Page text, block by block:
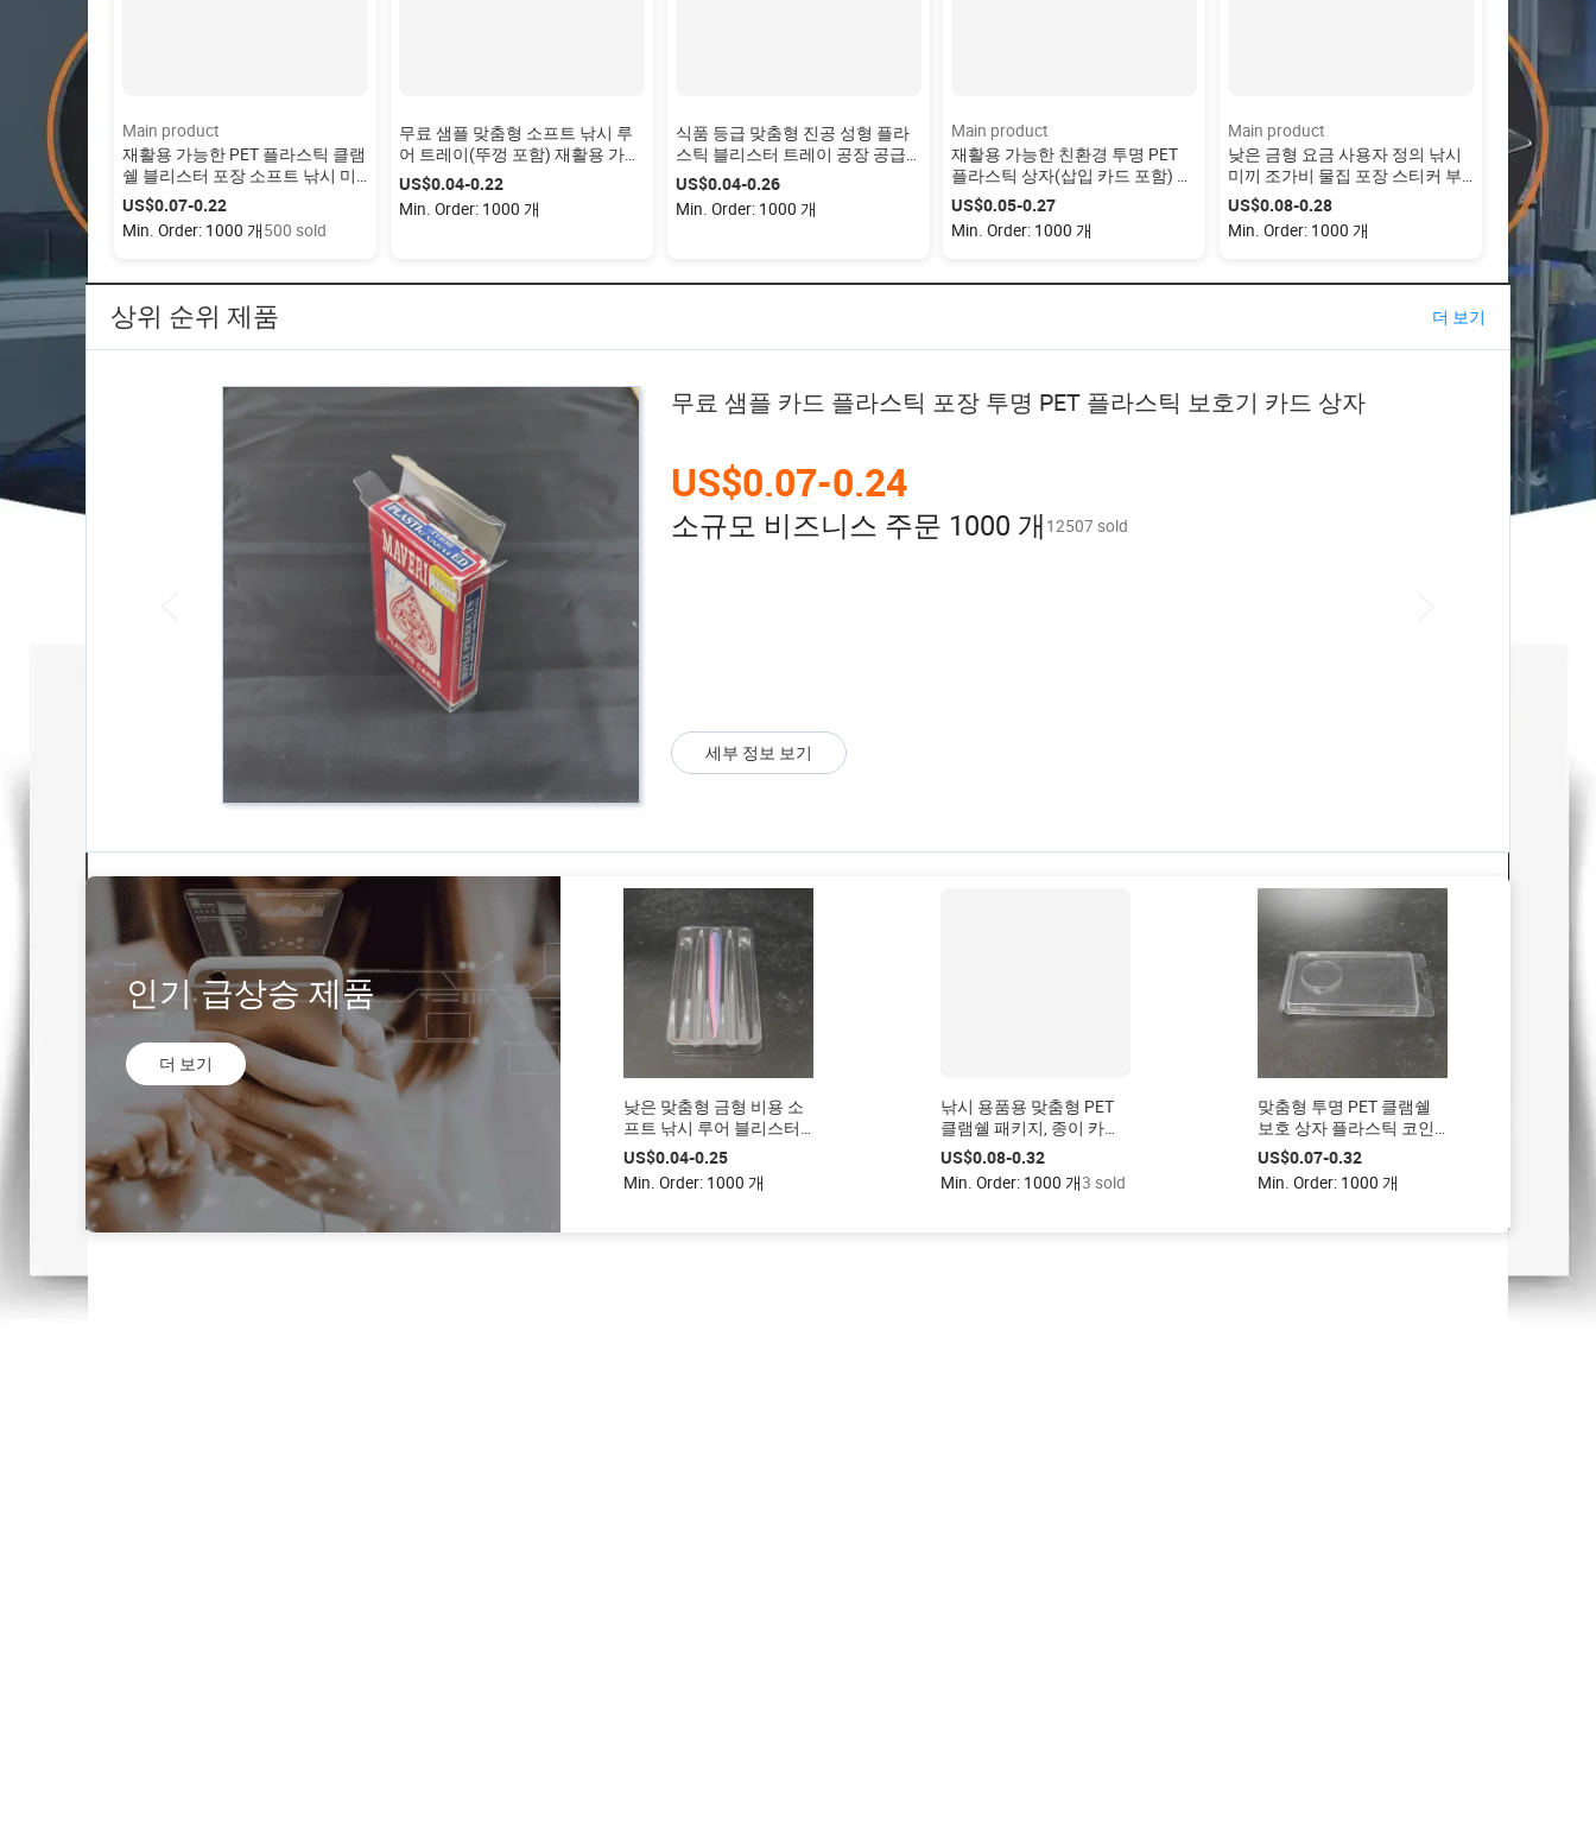
Main product
재활용 가능한 PET 플라스틱 클램
쉘 블리스터 포장 소프트 낚시 미
끼 맞춤형 미끼 클램쉘 포장 상자
US$0.07-0.22
Min. Order: 1000 개500 sold
무료 샘플 맞춤형 소프트 낚시 루
어 트레이(뚜껑 포함) 재활용 가능
한 투명 PET 플라스틱 트레이 루
어 포장용 개방형 캐비티 트레이
US$0.04-0.22
Min. Order: 1000 개
식품 등급 맞춤형 진공 성형 플라
스틱 블리스터 트레이 공장 공급
투명 PET 블리스터 트레이 화장품
튜브 디스플레이용
US$0.04-0.26
Min. Order: 1000 개
Main product
재활용 가능한 친환경 투명 PET
플라스틱 상자(삽입 카드 포함) 맞
춤형 PET 클램쉘 박스 포장
US$0.05-0.27
Min. Order: 1000 개
Main product
낮은 금형 요금 사용자 정의 낚시
미끼 조가비 물집 포장 스티커 부
드러운 낚시 미끼
US$0.08-0.28
Min. Order: 1000 개
상위 순위 제품 더 보기
무료 샘플 카드 플라스틱 포장 투명 PET 플라스틱 보호기 카드 상자
US$0.07-0.24
소규모 비즈니스 주문 1000 개 12507 sold
세부 정보 보기
인기 급상승 제품
더 보기
낮은 맞춤형 금형 비용 소
프트 낚시 루어 블리스터
트레이 맞춤형 투명 PET
블리스터 인서트 트레이
(낚시 루어 미끼용)
US$0.04-0.25
Min. Order: 1000 개
낚시 용품용 맞춤형 PET
클램쉘 패키지, 종이 카드
가 포함된 투명 PET 클램
쉘 박스
US$0.08-0.32
Min. Order: 1000 개3 sold
맞춤형 투명 PET 클램쉘
보호 상자 플라스틱 코인
전시 상자 (기념주화용 인
쇄 카드 포함)
US$0.07-0.32
Min. Order: 1000 개